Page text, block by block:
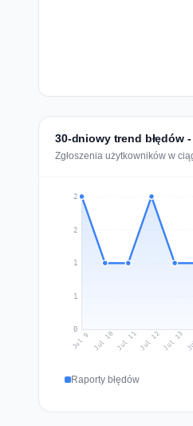
30-dniowy trend błędów
Zgłoszenia użytkowników w
0
1
1
2
2
Jul 9 Jul 10 Jul 11Jul 12Jul 13
Raporty błędów